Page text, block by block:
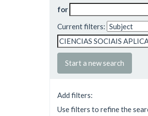
for
Current filters:
Start a new search
Add filters:
Use filters to refine the